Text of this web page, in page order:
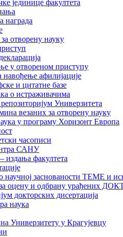
јединице факултета
награда
отворену науку
у отвореном приступу
навођење афилијације
и цитатне базе
о истраживачима
Универзитета
везаних за отворену науку
у програму Хоризонт Европа
часописи
САНУ
факултета
научној заснованости ТЕМЕ и
за оцену и одбрану урађених
докторских дисертација
наука
Универзитету у Крагујевцу